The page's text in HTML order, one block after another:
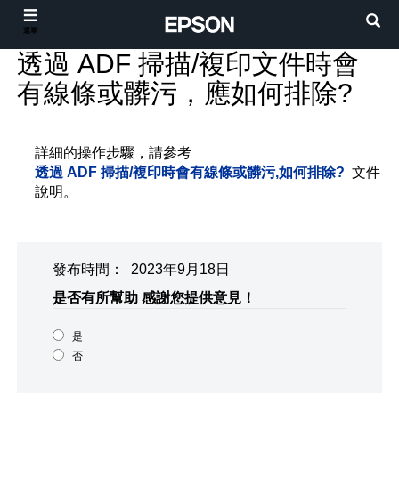
透過 ADF 掃描/複印文件時會
有線條或髒污，應如何排除?
詳細的操作步驟，請參考
透過 ADF 掃描/複印時會有線條或髒污,如何排除? 文件
說明。
發布時間： 2023年9月18日
是否有所幫助 感謝您提供意見！
是
否